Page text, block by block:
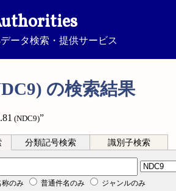
ータ検索・提供サービス
の検索結果
(NDC9)”
分類記号検索 識別子検索
称のみ 普通件名のみ ジャンルのみ